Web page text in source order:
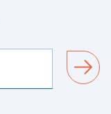
SENDEN